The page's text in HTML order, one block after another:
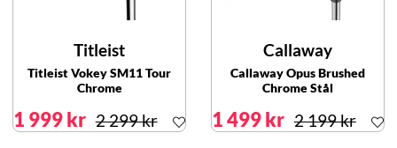
Titleist
Titleist Vokey SM11 Tour
Chrome
1 999 kr 2 299 kr
Callaway
Callaway Opus Brushed
Chrome Stål
1 499 kr 2 199 kr